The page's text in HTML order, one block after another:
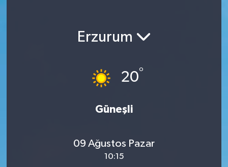
Erzurum
20°
Güneşli
09 Ağustos Pazar
10:15